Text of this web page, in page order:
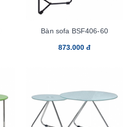
Bàn sofa BSF406-60
873.000 đ